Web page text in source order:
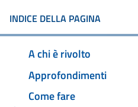
INDICE DELLA PAGINA
A chi è rivolto
Approfondimenti
Come fare